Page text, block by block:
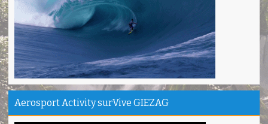
Camping Ipukan Enjoy banget
Vina - Jakarta
Kampung Badud & Jembatan pelangi Pangandaran Unik
Indra - Tasikmalaya
Jojogan / Wonderhill Pangandaran punya Mantap
Pupung - Magelang
Pepedan Hill Indah & Mantap
Deni - Sumedang
Aerosport Activity surVive GIEZAG